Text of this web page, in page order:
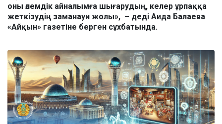
оны әлемдік айналымға шығарудың, келер ұрпаққа
жеткізудің заманауи жолы», – деді Аида Балаева
«Айқын» газетіне берген сұхбатында.